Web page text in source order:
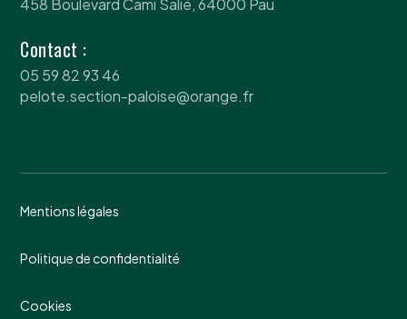
Contact :
05 59 82 93 46
pelote.section-paloise@orange.fr
Mentions légales
Politique de confidentialité
Cookies